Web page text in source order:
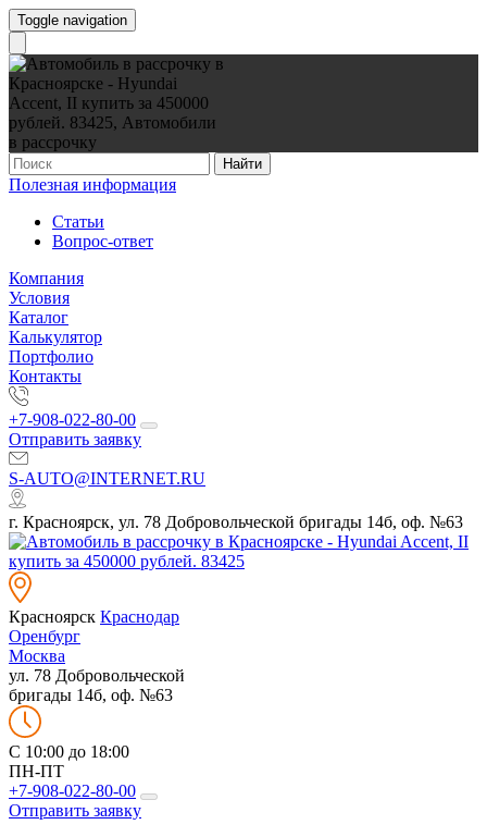
Toggle navigation
Найти
Полезная информация
Статьи
Вопрос-ответ
Компания
Условия
Каталог
Калькулятор
Портфолио
Контакты
+7-908-022-80-00
Отправить заявку
S-AUTO@INTERNET.RU
г. Красноярск, ул. 78 Добровольческой бригады 14б, оф. №63
Красноярск Краснодар
Оренбург
Москва
ул. 78 Добровольческой
бригады 14б, оф. №63
C 10:00 до 18:00
ПН-ПТ
+7-908-022-80-00
Отправить заявку